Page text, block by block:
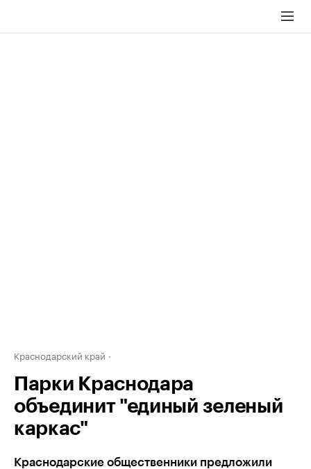
Краснодарский край
Парки Краснодара
объединит "единый зеленый
каркас"
Краснодарские общественники предложили